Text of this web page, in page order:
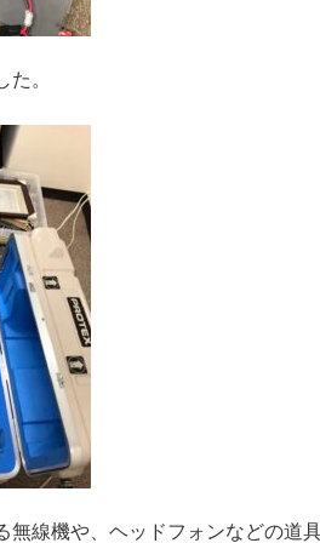
。
無線機や、ヘッドフォンなどの道